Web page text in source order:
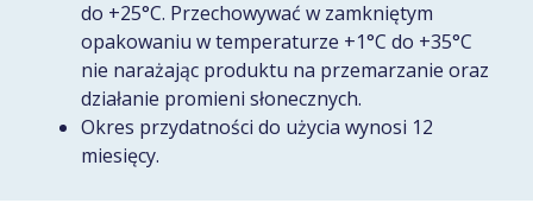
do +25°C. Przechowywać w zamkniętym
opakowaniu w temperaturze +1°C do +35°C
nie narażając produktu na przemarzanie oraz
działanie promieni słonecznych.
Okres przydatności do użycia wynosi 12
miesięcy.